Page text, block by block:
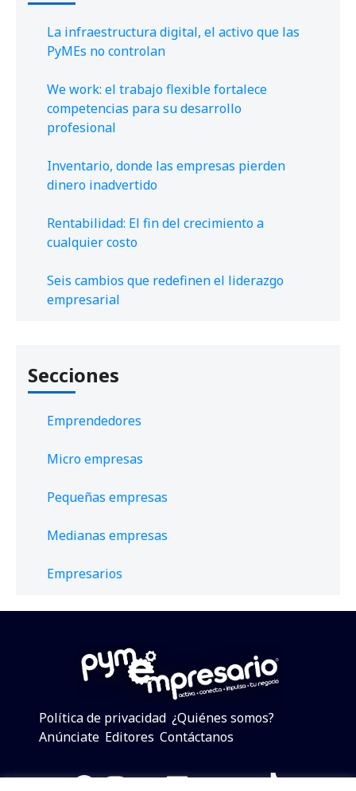
La infraestructura digital, el activo que las
PyMEs no controlan
We work: el trabajo flexible fortalece
competencias para su desarrollo
profesional
Inventario, donde las empresas pierden
dinero inadvertido
Rentabilidad: El fin del crecimiento a
cualquier costo
Seis cambios que redefinen el liderazgo
empresarial
Secciones
Emprendedores
Micro empresas
Pequeñas empresas
Medianas empresas
Empresarios
Política de privacidad ¿Quiénes somos?
Anúnciate Editores Contáctanos